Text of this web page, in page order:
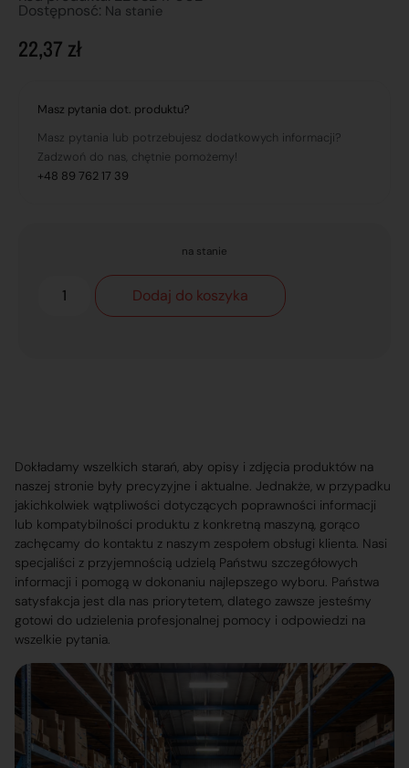
Dostępnosć: Na stanie
22,37 zł
Masz pytania dot. produktu?
Masz pytania lub potrzebujesz dodatkowych informacji?
Zadzwoń do nas, chętnie pomożemy!
+48 89 762 17 39
na stanie
Dodaj do koszyka
Dokładamy wszelkich starań, aby opisy i zdjęcia produktów na
naszej stronie były precyzyjne i aktualne. Jednakże, w przypadku
jakichkolwiek wątpliwości dotyczących poprawności informacji
lub kompatybilności produktu z konkretną maszyną, gorąco
zachęcamy do kontaktu z naszym zespołem obsługi klienta. Nasi
specjaliści z przyjemnością udzielą Państwu szczegółowych
informacji i pomogą w dokonaniu najlepszego wyboru. Państwa
satysfakcja jest dla nas priorytetem, dlatego zawsze jesteśmy
gotowi do udzielenia profesjonalnej pomocy i odpowiedzi na
wszelkie pytania.